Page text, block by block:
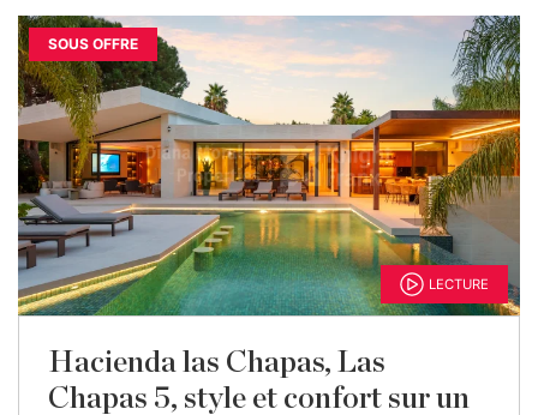
SOUS OFFRE
LECTURE
Hacienda las Chapas, Las
Chapas 5, style et confort sur un